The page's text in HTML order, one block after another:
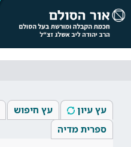
עץ עיון עץ חיפוש
ספרית מדיה